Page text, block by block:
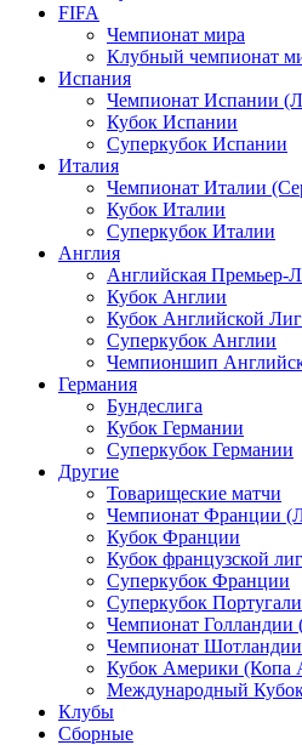
FIFA
Чемпионат мира
Клубный чемпионат
Испания
Чемпионат Испании
Кубок Испании
Суперкубок Испании
Италия
Чемпионат Италии
Кубок Италии
Суперкубок Италии
Англия
Английская Премьер-
Кубок Англии
Кубок Английской
Суперкубок Англии
Чемпионшип
Германия
Бундеслига
Кубок Германии
Суперкубок Германии
Другие
Товарищеские матчи
Чемпионат Франции
Кубок Франции
Кубок французской
Суперкубок Франции
Суперкубок
Чемпионат Голландии
Чемпионат Шотландии
Кубок Америки (Копа
Международный
Клубы
Сборные